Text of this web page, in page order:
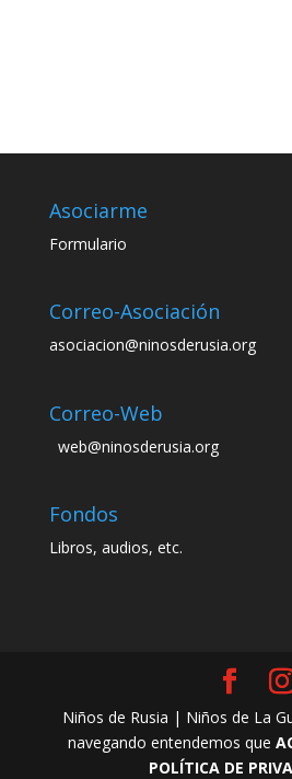
Asociarme
Formulario
Correo-Asociación
asociacion@ninosderusia.org
Correo-Web
web@ninosderusia.org
Fondos
Libros, audios, etc.
Niños de Rusia | Niños de La
navegando entendemos que
POLÍTICA DE